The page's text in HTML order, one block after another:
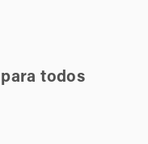
todos